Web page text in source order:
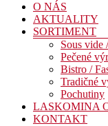
O NÁS
AKTUALITY
SORTIMENT
Sous
Pečené
Bistro /
Tradičné
Pochutiny
LASKOMINA
KONTAKT